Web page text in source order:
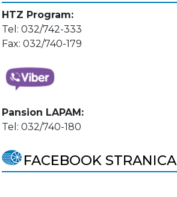
HTZ Program:
Tel: 032/742-333
Fax: 032/740-179
Pansion LAPAM:
Tel: 032/740-180
FACEBOOK STRANICA